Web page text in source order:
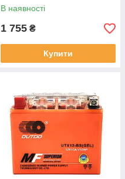
В наявності
1 755 ₴
Купити